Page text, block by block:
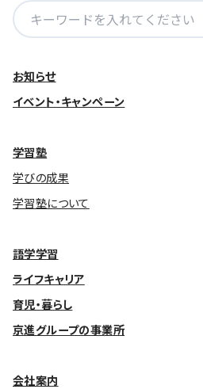
安全・安心にお通いいただくために
検
索:
お知らせ
イベント・キャンペーン
学習塾
学びの成果
学習塾について
語学学習
ライフキャリア
育児・暮らし
京進グループの事業所
会社案内